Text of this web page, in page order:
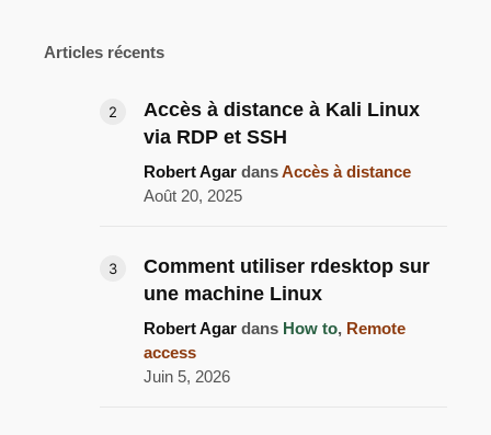
Articles récents
Accès à distance à Kali Linux
via RDP et SSH
Robert Agar dansAccès à distance
Août 20, 2025
Comment utiliser rdesktop sur
une machine Linux
Robert Agar dans How to, Remote
access
Juin 5, 2026